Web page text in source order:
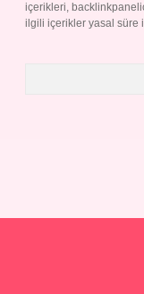
içerikleri,
ilgili içerikler yasal süre